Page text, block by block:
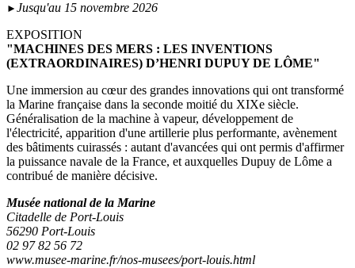
► Jusqu'au 15 novembre 2026
EXPOSITION
"MACHINES DES MERS : LES INVENTIONS
(EXTRAORDINAIRES) D’HENRI DUPUY DE LÔME"
Une immersion au cœur des grandes innovations qui ont transformé
la Marine française dans la seconde moitié du XIXe siècle.
Généralisation de la machine à vapeur, développement de
l'électricité, apparition d'une artillerie plus performante, avènement
des bâtiments cuirassés : autant d'avancées qui ont permis d'affirmer
la puissance navale de la France, et auxquelles Dupuy de Lôme a
contribué de manière décisive.
Musée national de la Marine
Citadelle de Port-Louis
56290 Port-Louis
02 97 82 56 72
www.musee-marine.fr/nos-musees/port-louis.html